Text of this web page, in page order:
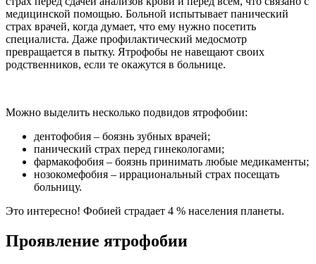
медицинской помощью. Больной испытывает панический
страх врачей, когда думает, что ему нужно посетить
специалиста. Даже профилактический медосмотр
превращается в пытку. Ятрофобы не навещают своих
родственников, если те окажутся в больнице.
Можно выделить несколько подвидов ятрофобии:
дентофобия – боязнь зубных врачей;
панический страх перед гинекологами;
фармакофобия – боязнь принимать любые медикаменты;
нозокомефобия – иррациональный страх посещать
больницу.
Это интересно! Фобией страдает 4 % населения планеты.
Проявление ятрофобии